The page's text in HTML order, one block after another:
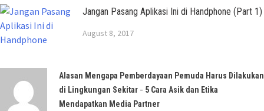
Jangan Pasang Aplikasi Ini di Handphone (Part 1)
August 8, 2017
Alasan Mengapa Pemberdayaan Pemuda Harus Dilakukan
di Lingkungan Sekitar - 5 Cara Asik dan Etika
Mendapatkan Media Partner